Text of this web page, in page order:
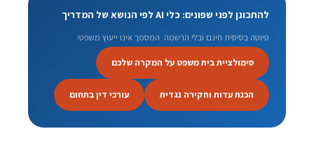
להתכונן לפני שפונים: כלי AI לפי הנושא של המדריך
טיוטה בסיסית חינם ובלי הרשמה. המסמך אינו ייעוץ משפטי.
סימולציית בית משפט על המקרה שלכם
הכנת עדות וחקירה נגדית עורכי דין בתחום